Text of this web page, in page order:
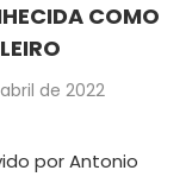
COMO
de 2022
por Antonio